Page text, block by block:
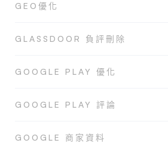
GEO優化
GLASSDOOR 負評刪除
GOOGLE PLAY 優化
GOOGLE PLAY 評論
GOOGLE 商家資料